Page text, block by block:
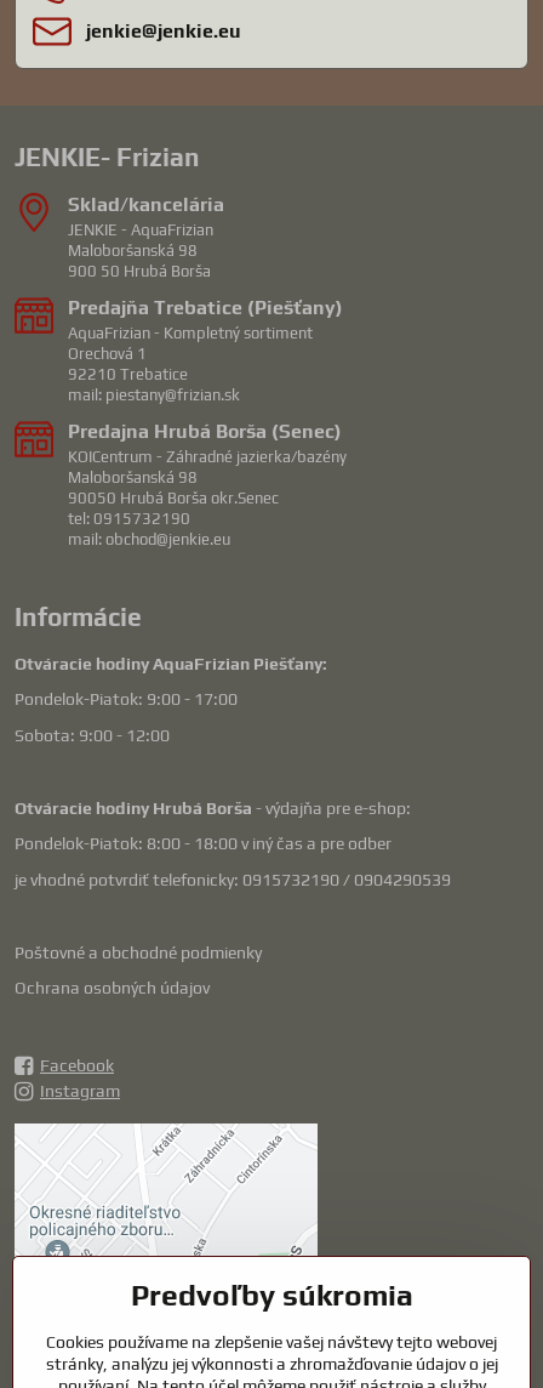
jenkie​@jenkie​.eu
JENKIE- Frizian
Sklad/kancelária
JENKIE - AquaFrizian
Maloboršanská 98
900 50 Hrubá Borša
Predajňa Trebatice (Piešťany)
AquaFrizian - Kompletný sortiment
Orechová 1
92210 Trebatice
mail: piestany@frizian.sk
Predajna Hrubá Borša (Senec)
KOICentrum - Záhradné jazierka/bazény
Maloboršanská 98
90050 Hrubá Borša okr.Senec
tel: 0915732190
mail: obchod@jenkie.eu
Informácie
Otváracie hodiny AquaFrizian Piešťany:
Pondelok-Piatok: 9:00 - 17:00
Sobota: 9:00 - 12:00
Otváracie hodiny Hrubá Borša - výdajňa pre e-shop:
Pondelok-Piatok: 8:00 - 18:00 v iný čas a pre odber
je vhodné potvrdiť telefonicky: 0915732190 / 0904290539
Poštovné a obchodné podmienky
Ochrana osobných údajov
Facebook
Instagram
Externý obsah je
blokovaný Voľbami
súkromia
Prajete si načítať externý obsah?
Povoliť tentokrát
Predvoľby súkromia
Cookies používame na zlepšenie vašej návštevy tejto webovej
stránky, analýzu jej výkonnosti a zhromažďovanie údajov o jej